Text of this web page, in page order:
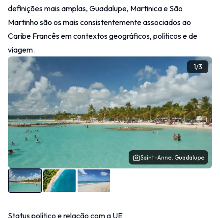
Caribe Neerlandês
Outras
Contacto
definições mais amplas, Guadalupe, Martinica e São
Martinho são os mais consistentemente associados ao
Caribe Francês em contextos geográficos, políticos e de
viagem.
1/3
Saint-Anne, Guadalupe
Status político e relação com a UE